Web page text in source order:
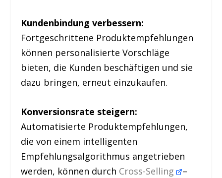
Kundenbindung verbessern:
Fortgeschrittene Produktempfehlungen
können personalisierte Vorschläge
bieten, die Kunden beschäftigen und sie
dazu bringen, erneut einzukaufen.
Konversionsrate steigern:
Automatisierte Produktempfehlungen,
die von einem intelligenten
Empfehlungsalgorithmus angetrieben
werden, können durch Cross-Selling –